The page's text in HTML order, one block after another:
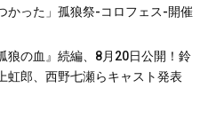
かった」孤狼祭-コロフェス-開催
狼の血』続編、8月20日公開！鈴
虹郎、西野七瀬らキャスト発表